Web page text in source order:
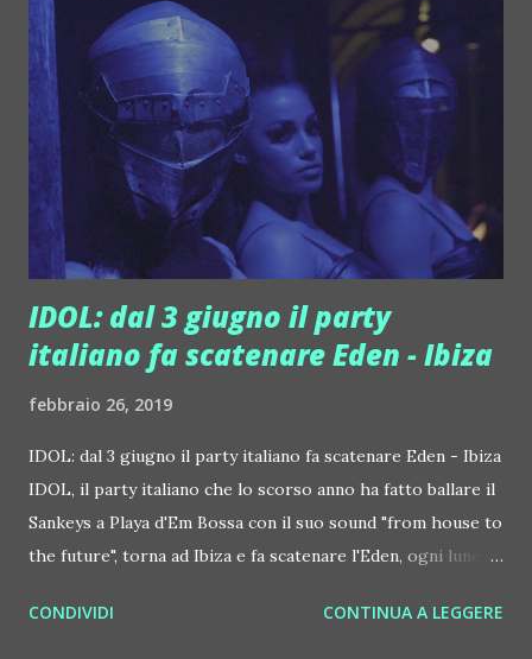
d'eccezione, Mauro Ferrucci. È con un'alchimia di
sensazioni che Mauro Ferrucci, da oltre 20 anni, fa ballare il
suo pubblico nei club più prestigiosi. Si definisce
"devastante" ma, fondamentalmente, "un bravo ragazzo" a
oltre un ventennio Mauro Ferrucci si esibisce alle consolle
di mezza Europa, e come produttore, ha raggiunto le vette
delle classifiche di tutto il mondo. Inizia a suonare ne...
IDOL: dal 3 giugno il party
italiano fa scatenare Eden - Ibiza
febbraio 26, 2019
IDOL: dal 3 giugno il party italiano fa scatenare Eden - Ibiza
IDOL, il party italiano che lo scorso anno ha fatto ballare il
Sankeys a Playa d'Em Bossa con il suo sound "from house to
the future", torna ad Ibiza e fa scatenare l'Eden, ogni lunedì
Eden è un vero paradiso per chi ha voglia di ballare: situato
CONDIVIDI CONTINUA A LEGGERE